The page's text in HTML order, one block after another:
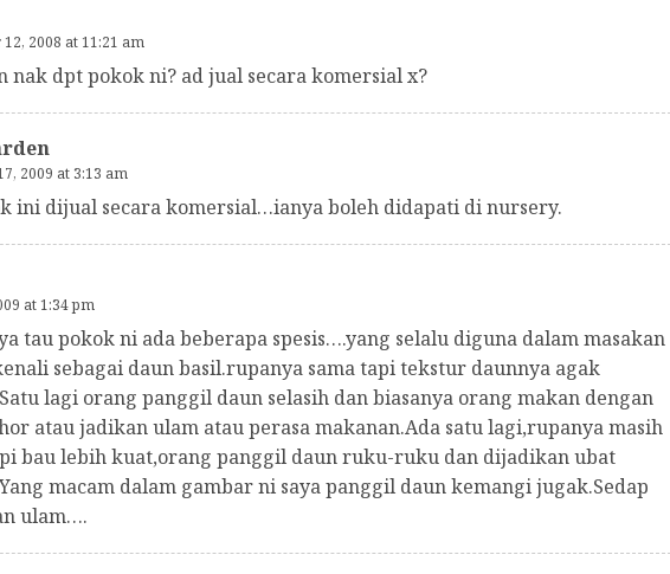
2008 at 11:21 am
nak dpt pokok ni? ad jual secara komersial x?
2009 at 3:13 am
ini dijual secara komersial…ianya boleh didapati di nursery.
at 1:34 pm
tau pokok ni ada beberapa spesis….yang selalu diguna dalam masakan
sebagai daun basil.rupanya sama tapi tekstur daunnya agak
lagi orang panggil daun selasih dan biasanya orang makan dengan
atau jadikan ulam atau perasa makanan.Ada satu lagi,rupanya masih
bau lebih kuat,orang panggil daun ruku-ruku dan dijadikan ubat
macam dalam gambar ni saya panggil daun kemangi jugak.Sedap
ulam….